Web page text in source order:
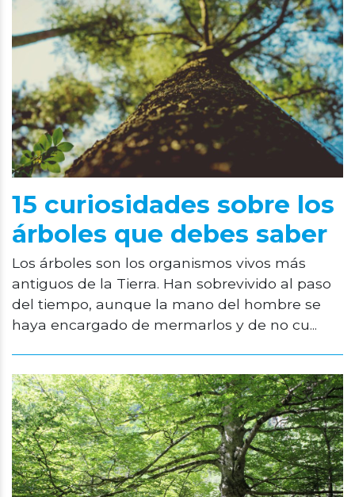
15 curiosidades sobre los
árboles que debes saber
Los árboles son los organismos vivos más
antiguos de la Tierra. Han sobrevivido al paso
del tiempo, aunque la mano del hombre se
haya encargado de mermarlos y de no cu...